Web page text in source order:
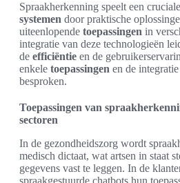
Spraakherkenning speelt een
systemen door praktische
uiteenlopende toepassingen in
integratie van deze technologieën
de efficiëntie en de
enkele toepassingen en de
besproken.
Toepassingen van
sectoren
In de gezondheidszorg wordt
medisch dictaat, wat artsen in staat
gegevens vast te leggen. In de
spraakgestuurde chatbots hun